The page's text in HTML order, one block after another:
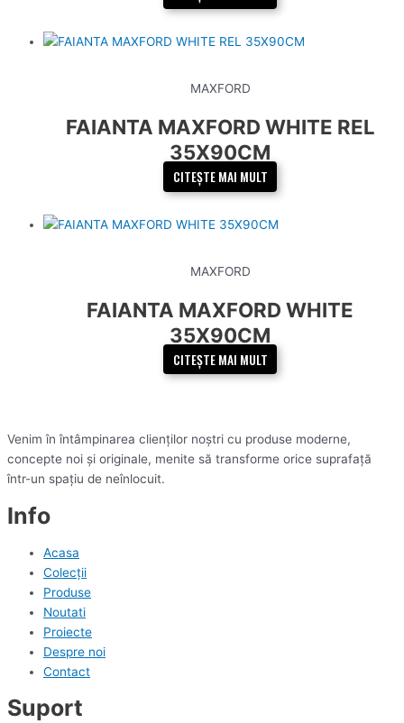
MAXFORD
FAIANTA MAXFORD WHITE REL
35X90CM
CITEȘTE MAI MULT
MAXFORD
FAIANTA MAXFORD WHITE
35X90CM
CITEȘTE MAI MULT
Venim în întâmpinarea clienților noștri cu produse moderne,
concepte noi și originale, menite să transforme orice suprafață
într-un spațiu de neînlocuit.
Info
Acasa
Colecții
Produse
Noutati
Proiecte
Despre noi
Contact
Suport